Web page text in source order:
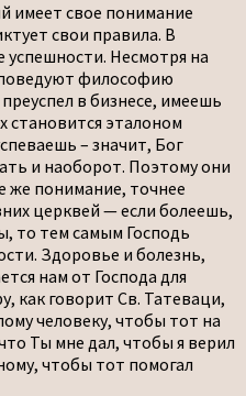
имеет свое понимание
свои правила. В
успешности. Несмотря на
философию
в бизнесе, имеешь
становится эталоном
– значит, Бог
и наоборот. Поэтому они
же понимание, точнее
церквей — если болеешь,
то тем самым Господь
Здоровье и болезнь,
нам от Господа для
как говорит Св. Татеваци,
человеку, чтобы тот на
Ты мне дал, чтобы я верил
чтобы тот помогал